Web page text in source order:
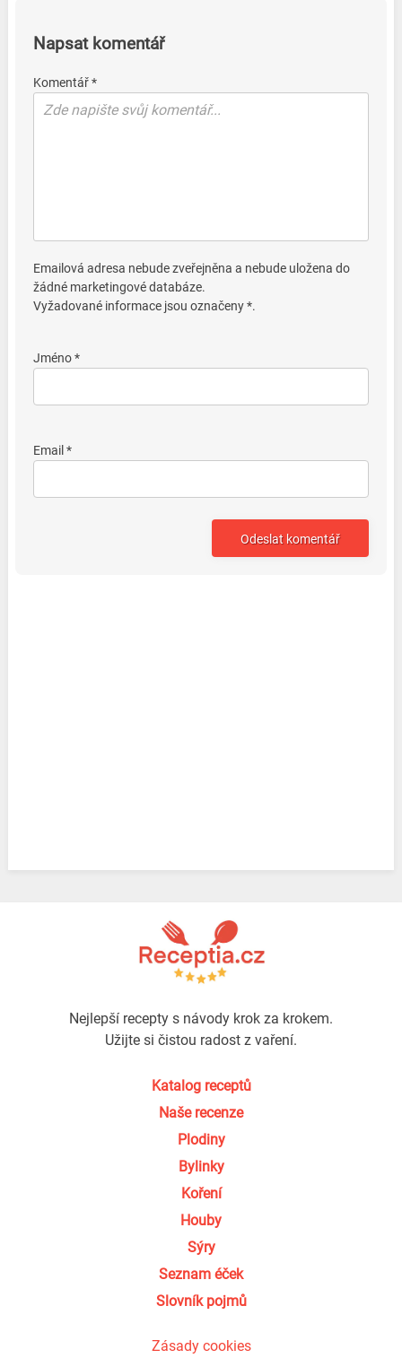
Napsat komentář
Komentář *
Emailová adresa nebude zveřejněna a nebude uložena do
žádné marketingové databáze.
Vyžadované informace jsou označeny *.
Jméno *
Email *
Nejlepší recepty s návody krok za krokem.
Užijte si čistou radost z vaření.
Katalog receptů
Naše recenze
Plodiny
Bylinky
Koření
Houby
Sýry
Seznam éček
Slovník pojmů
Zásady cookies